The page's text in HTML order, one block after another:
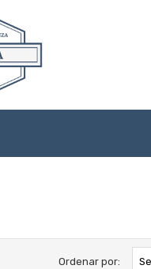
Ordenar por: